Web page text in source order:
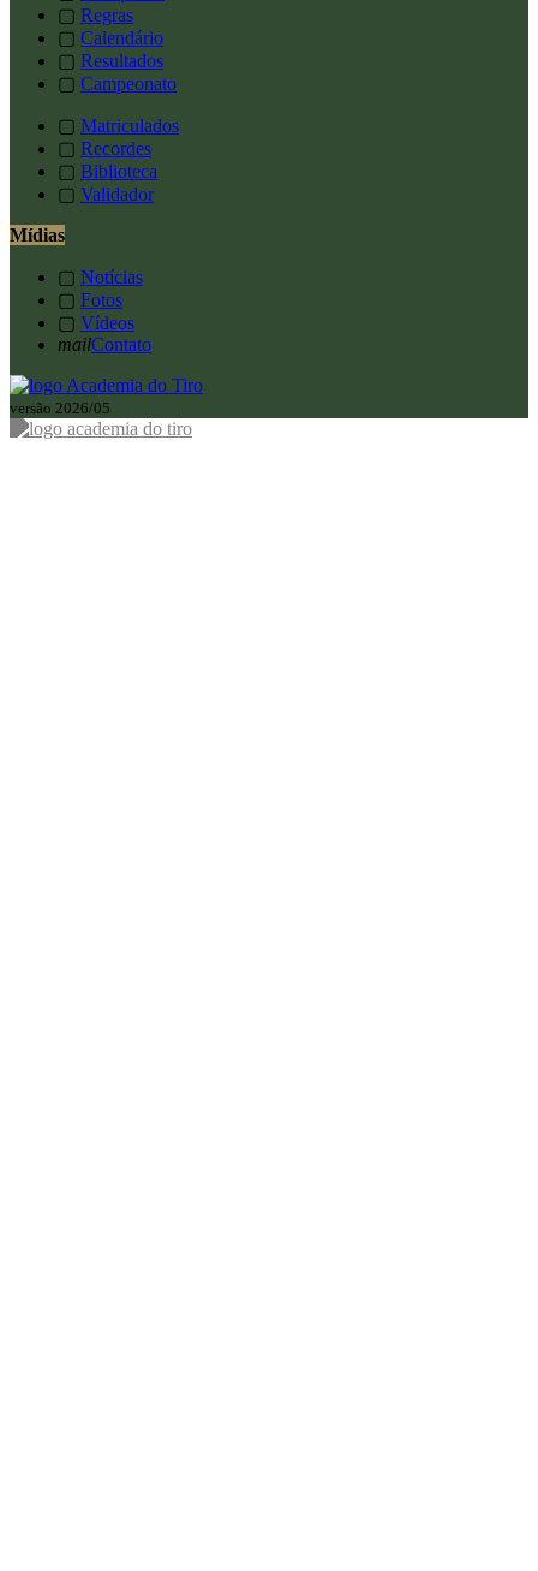
▢ Regras
▢ Calendário
▢ Resultados
▢ Campeonato
▢ Matriculados
▢ Recordes
▢ Biblioteca
▢ Validador
Mídias
▢ Notícias
▢ Fotos
▢ Vídeos
mailContato
versão 2026/05